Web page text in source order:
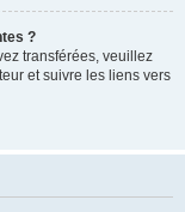
?
transférées, veuillez
et suivre les liens vers